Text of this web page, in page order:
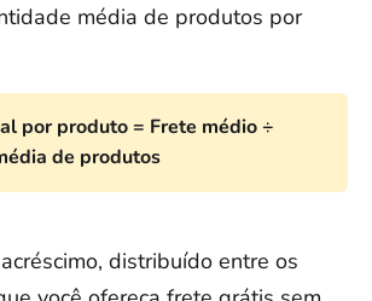
média de produtos por
por produto = Frete médio ÷
de produtos
distribuído entre os